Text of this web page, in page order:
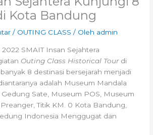
Kota Bandung
/ OUTING CLASS / Oleh admin
SMAIT Insan Sejahtera
Outing Class Historical Tourdi
8 destinasi bersejarah menjadi
adalah Museum Mandala
Sate, Museum POS, Museum
Titik KM. 0 Kota Bandung,
Indonesia Menggugat dan